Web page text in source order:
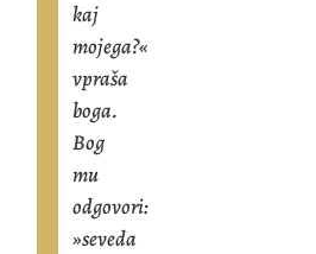
kaj
mojega?«
vpraša
boga.
Bog
mu
odgovori:
»seveda